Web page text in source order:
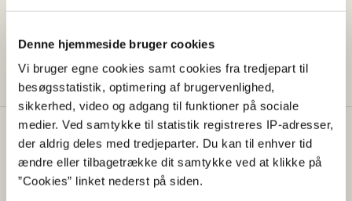
Denne hjemmeside bruger cookies
Vi bruger egne cookies samt cookies fra tredjepart til
besøgsstatistik, optimering af brugervenlighed,
sikkerhed, video og adgang til funktioner på sociale
medier. Ved samtykke til statistik registreres IP-adresser,
der aldrig deles med tredjeparter. Du kan til enhver tid
ændre eller tilbagetrække dit samtykke ved at klikke på
”Cookies” linket nederst på siden.
Fødevarestyrelsens Rejsehold destruerer mere end to
dokumentere, hvor varerne kom fra.
Fødevarestyrelsen
Fødevarestyrelsen er en styrelse under
Erhvervsministeriet. Styrelsen arbejder med hele